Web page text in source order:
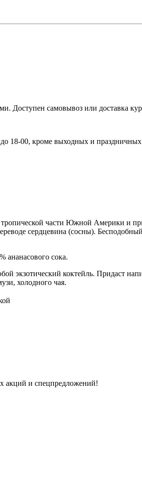
Доступен самовывоз или доставка
18-00, кроме выходных и
части Южной Америки и
сердцевина (сосны).
ананасового сока.
экзотический коктейль. Придаст
холодного чая.
акций и спецпредложений!